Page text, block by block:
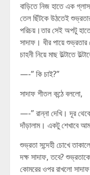
বাড়িতে নিজ হাতে এক
তেল ছিঁটকে উঠতেই
পরিচয়।তার সেই অপটু
সাদাফ। ধীর পায়ে
চাহনী নিয়ে মাছ উল্টাতে
—-” কি চাই?”
সাদাফ শীতল কন্ঠে বললো,
—-” রান্না দেখি। দূর
দাঁড়ালাম। একটু শেখাবে
শুভ্রতা সন্দেহী চোখে
দক্ষ সাদাফ, তবে?
কোমরের ওপর রাখলো